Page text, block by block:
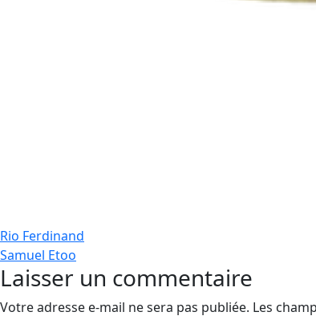
Navigation
de
l’article
Rio Ferdinand
Samuel Etoo
Laisser un commentaire
Votre adresse e-mail ne sera pas publiée. Les